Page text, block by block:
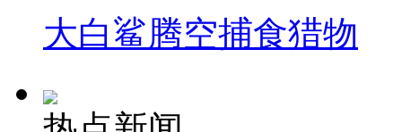
大白鲨腾空捕食猎物